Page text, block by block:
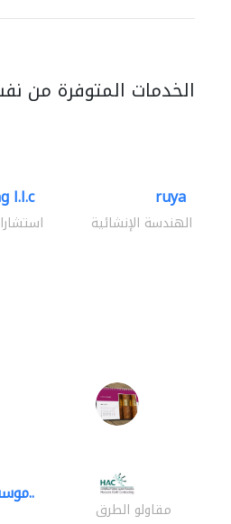
الخدمات المتوفرة من
l.l.c ruya
الهندسة الإنشائية
موسسة حسين عبدالله..
مقاولو الطرق